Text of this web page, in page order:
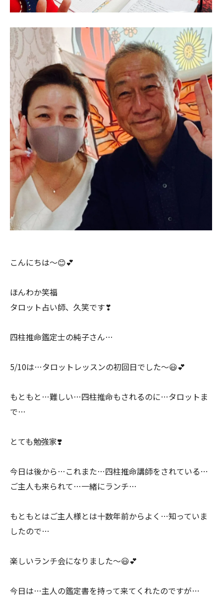
こんにちは〜😊💕
ほんわか笑福
タロット占い師、久笑です❣
四柱推命鑑定士の純子さん…
5/10は…タロットレッスンの初回日でした〜😃💕
もともと…難しい…四柱推命もされるのに…タロットま
で…
とても勉強家❣️
今日は後から…これまた…四柱推命講師をされている…
ご主人も来られて…一緒にランチ…
もともとはご主人様とは十数年前からよく…知っていま
したので…
楽しいランチ会になりました〜😃💕
今日は…主人の鑑定書を持って来てくれたのですが…